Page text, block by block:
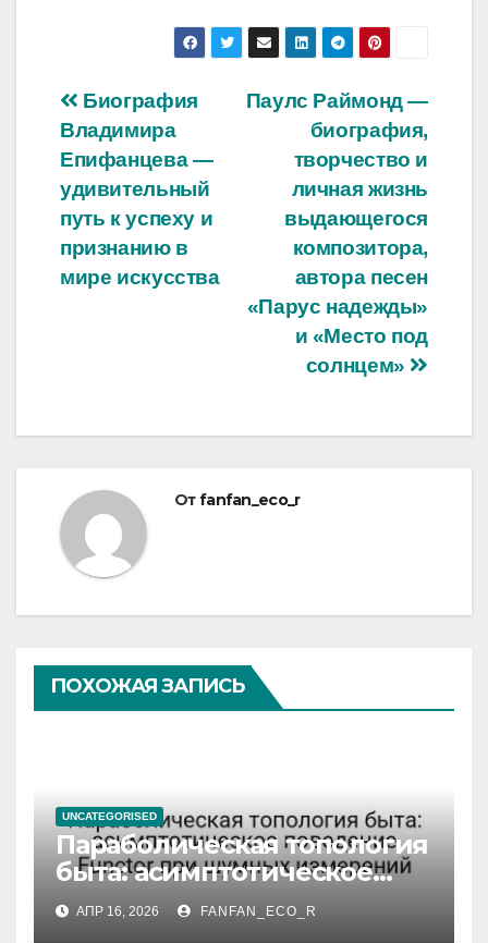
Навигация
по
записям
Паулс Раймонд —
биография,
творчество и
личная жизнь
выдающегося
композитора,
автора песен
«Парус надежды»
и «Место под
солнцем»
Биография
Владимира
Епифанцева —
удивительный
путь к успеху и
признанию в
мире искусства
Отfanfan_eco_r
ПОХОЖАЯ ЗАПИСЬ
UNCATEGORISED
Параболическая топология
быта: асимптотическое
поведение Functor при
шумных измерений
АПР 16, 2026 FANFAN_ECO_R